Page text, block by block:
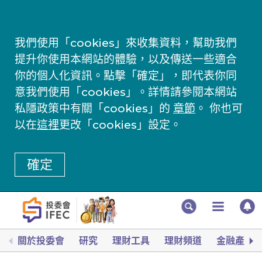
我們使用「cookies」來收集資料，幫助我們
提升你使用本網站的體驗，以及傳送一些適合
你的個人化資訊。點擊「確定」，即代表你同
意我們使用「cookies」。詳情請參閱本網站
私隱政策中有關「cookies」的 章節 。 你也可
以在這裡更改「cookies」設定。
確定
關於投委會 研究 理財工具 理財頻道 金融產品